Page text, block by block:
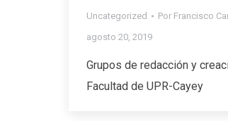
Uncategorized Por Francisco
agosto 20, 2019
Grupos de redacción y
Facultad de UPR-Cayey